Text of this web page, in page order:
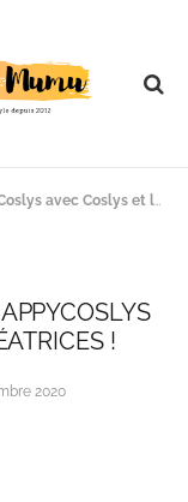
Coslys et les Co.Créatrices !
!
2020